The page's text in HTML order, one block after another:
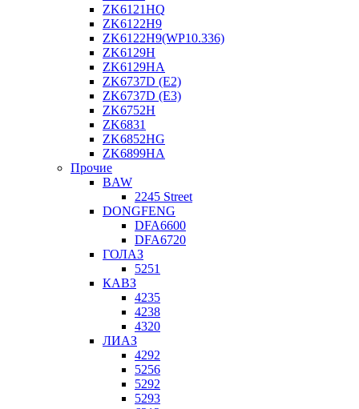
ZK6121HQ
ZK6122H9
ZK6122H9(WP10.336)
ZK6129H
ZK6129HA
ZK6737D (E2)
ZK6737D (E3)
ZK6752H
ZK6831
ZK6852HG
ZK6899HA
Прочие
BAW
2245 Street
DONGFENG
DFA6600
DFA6720
ГОЛАЗ
5251
КАВЗ
4235
4238
4320
ЛИАЗ
4292
5256
5292
5293